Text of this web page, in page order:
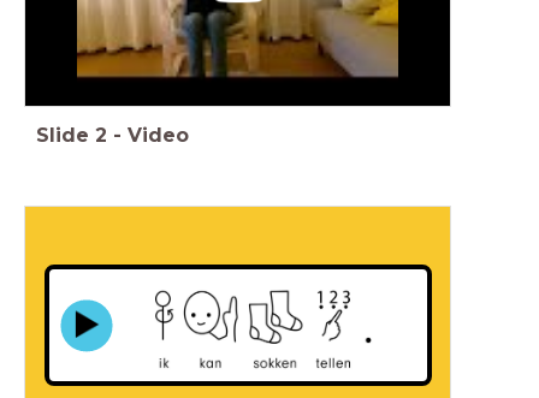
Slide 2 - Video